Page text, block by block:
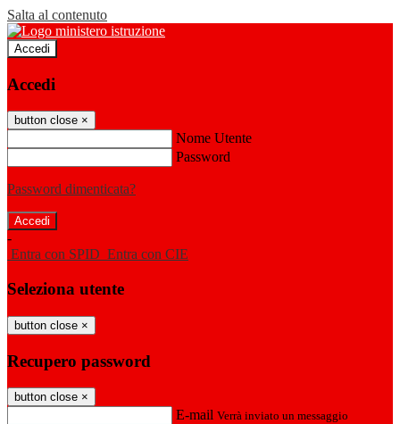
Salta al contenuto
Accedi
Accedi
button close ×
Nome Utente
Password
Password dimenticata?
-
Entra con SPID Entra con CIE
Seleziona utente
button close ×
Recupero password
button close ×
E-mail Verrà inviato un messaggio